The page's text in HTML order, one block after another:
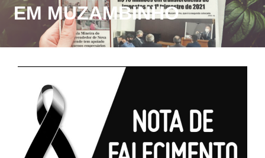
EM MUZAMBINHO